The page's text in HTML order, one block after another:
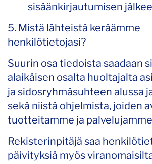
sisäänkirjautumisen
5. Mistä lähteistä keräämme
henkilötietojasi?
Suurin osa tiedoista saadaan
alaikäisen osalta huoltajalta
ja sidosryhmäsuhteen alussa
sekä niistä ohjelmista, joiden
tuotteitamme ja
Rekisterinpitäjä saa
päivityksiä myös